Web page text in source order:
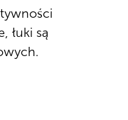
łuki są